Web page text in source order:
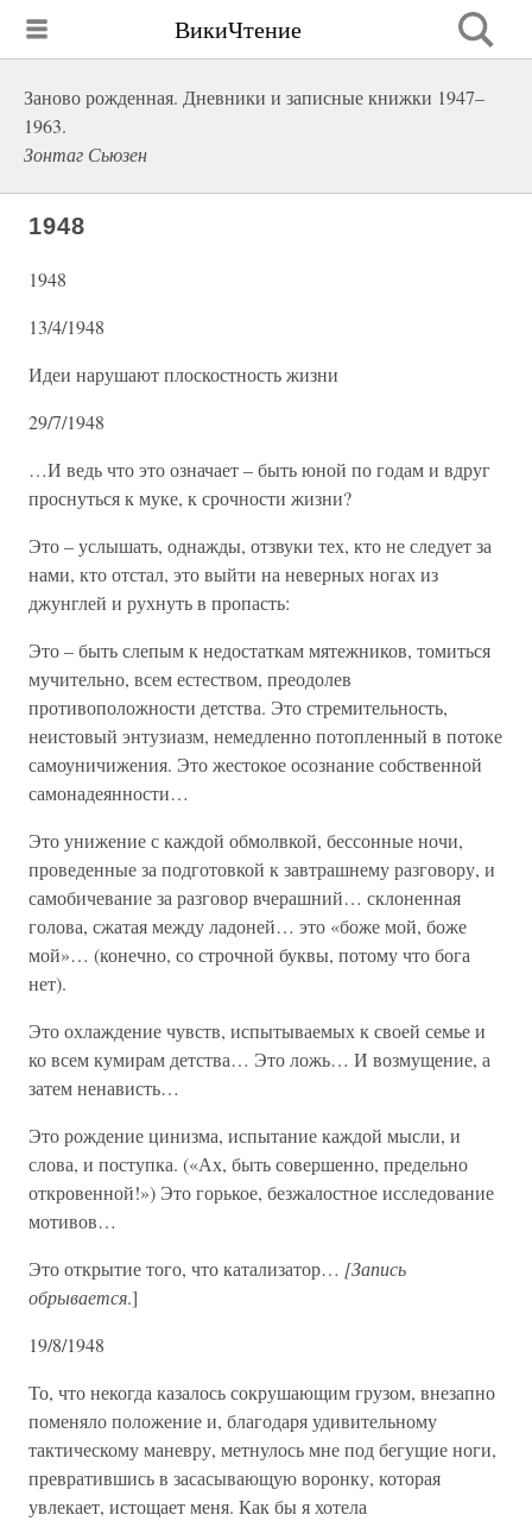
ВикиЧтение
Заново рожденная. Дневники и записные книжки 1947–
1963.
Зонтаг Сьюзен
1948
1948
13/4/1948
Идеи нарушают плоскостность жизни
29/7/1948
…И ведь что это означает – быть юной по годам и вдруг
проснуться к муке, к срочности жизни?
Это – услышать, однажды, отзвуки тех, кто не следует за
нами, кто отстал, это выйти на неверных ногах из
джунглей и рухнуть в пропасть:
Это – быть слепым к недостаткам мятежников, томиться
мучительно, всем естеством, преодолев
противоположности детства. Это стремительность,
неистовый энтузиазм, немедленно потопленный в потоке
самоуничижения. Это жестокое осознание собственной
самонадеянности…
Это унижение с каждой обмолвкой, бессонные ночи,
проведенные за подготовкой к завтрашнему разговору, и
самобичевание за разговор вчерашний… склоненная
голова, сжатая между ладоней… это «боже мой, боже
мой»… (конечно, со строчной буквы, потому что бога
нет).
Это охлаждение чувств, испытываемых к своей семье и
ко всем кумирам детства… Это ложь… И возмущение, а
затем ненависть…
Это рождение цинизма, испытание каждой мысли, и
слова, и поступка. («Ах, быть совершенно, предельно
откровенной!») Это горькое, безжалостное исследование
мотивов…
Это открытие того, что катализатор… [Запись
обрывается.]
19/8/1948
То, что некогда казалось сокрушающим грузом, внезапно
поменяло положение и, благодаря удивительному
тактическому маневру, метнулось мне под бегущие ноги,
превратившись в засасывающую воронку, которая
увлекает, истощает меня. Как бы я хотела